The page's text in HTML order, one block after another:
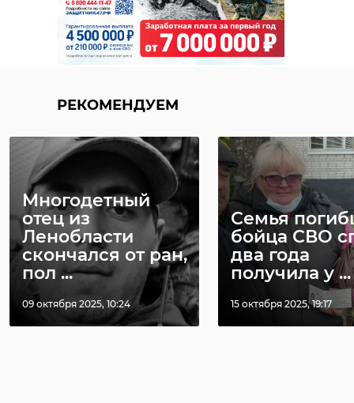
РЕКОМЕНДУЕМ
Многодетный
отец из
Ленобласти
скончался от ран,
пол ...
09 октября 2025, 10:24
Семья
бойца СВО
два года
получила у ...
15 октября 2025, 19:17